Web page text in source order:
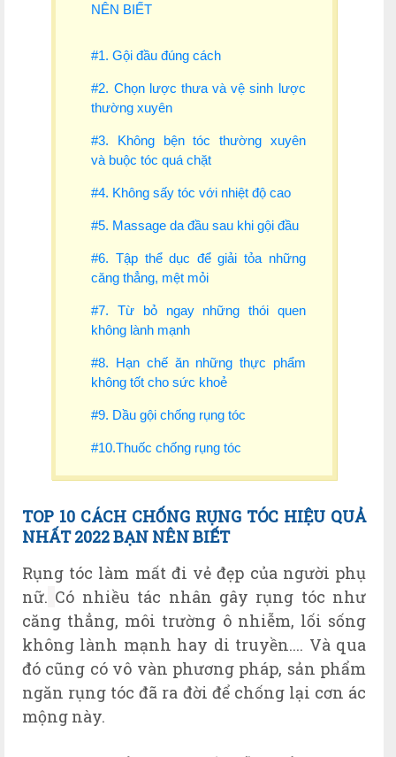
NÊN BIẾT
#1. Gội đầu đúng cách
#2. Chọn lược thưa và vệ sinh lược
thường xuyên
#3. Không bện tóc thường xuyên
và buộc tóc quá chặt
#4. Không sấy tóc với nhiệt độ cao
#5. Massage da đầu sau khi gội đầu
#6. Tập thể dục để giải tỏa những
căng thẳng, mệt mỏi
#7. Từ bỏ ngay những thói quen
không lành mạnh
#8. Hạn chế ăn những thực phẩm
không tốt cho sức khoẻ
#9. Dầu gội chống rụng tóc
#10.Thuốc chống rụng tóc
TOP 10 CÁCH CHỐNG RỤNG TÓC HIỆU QUẢ
NHẤT 2022 BẠN NÊN BIẾT
Rụng tóc làm mất đi vẻ đẹp của người phụ
nữ. Có nhiều tác nhân gây rụng tóc như
căng thẳng, môi trường ô nhiễm, lối sống
không lành mạnh hay di truyền.... Và qua
đó cũng có vô vàn phương pháp, sản phẩm
ngăn rụng tóc đã ra đời để chống lại cơn ác
mộng này.